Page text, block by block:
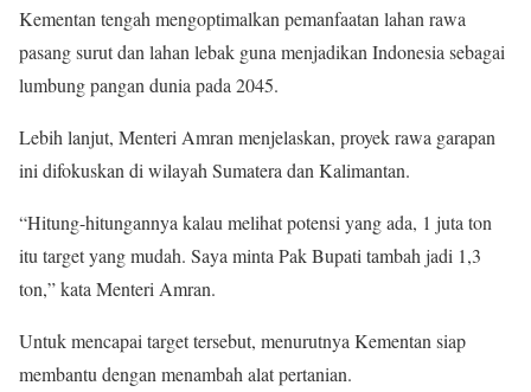
Kementan tengah mengoptimalkan pemanfaatan lahan rawa
pasang surut dan lahan lebak guna menjadikan Indonesia sebagai
lumbung pangan dunia pada 2045.‎
Lebih lanjut, Menteri Amran menjelaskan, proyek rawa garapan
ini difokuskan di wilayah Sumatera dan Kalimantan.
“Hitung-hitungannya kalau melihat potensi yang ada, 1 juta ton
itu target yang mudah. Saya minta Pak Bupati tambah jadi 1,3
ton,” kata Menteri Amran.
Untuk mencapai target tersebut, menurutnya Kementan siap
membantu dengan menambah alat pertanian.